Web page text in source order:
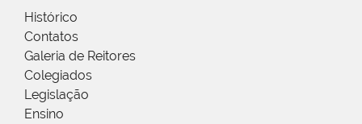
Histórico
Contatos
Galeria de Reitores
Colegiados
Legislação
Ensino